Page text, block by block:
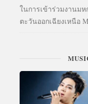
ในการเข้าร่วมงานม
ตะวันออกเฉียงเหนือ